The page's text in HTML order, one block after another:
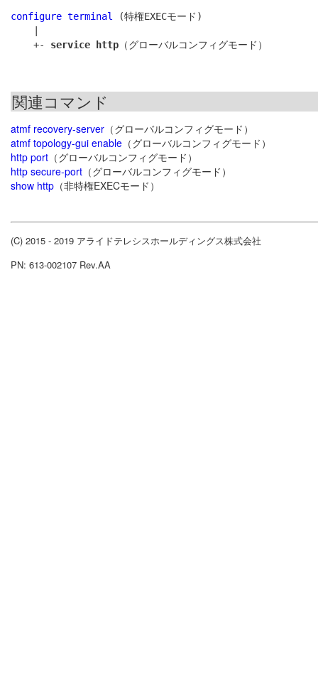
configure terminal
(特権EXECモード)
    +-
service http
関連コマンド
atmf recovery-server （グローバルコンフィグモード）
atmf topology-gui enable （グローバルコンフィグモード）
http port （グローバルコンフィグモード）
http secure-port （グローバルコンフィグモード）
show http （非特権EXECモード）
(C) 2015 - 2019 アライドテレシスホールディングス株式会社
PN: 613-002107 Rev.AA